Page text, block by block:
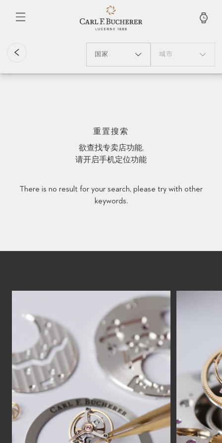
国家 城市
重置搜索
欲查找专卖店功能,
请开启手机定位功能
There is no result for your search, please try with other
keywords.